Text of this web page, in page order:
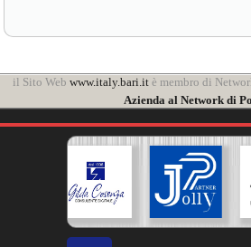
il Sito Web www.italy.bari.it è membro di
Azienda al Network di